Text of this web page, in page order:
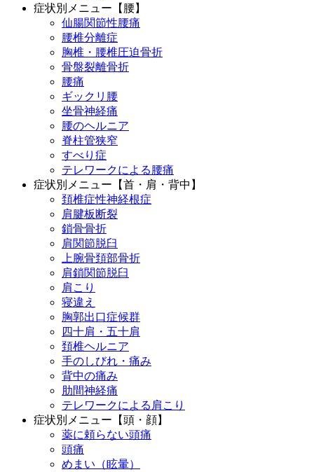
症状別メニュー【腰】
仙腸関節性腰痛
腰椎分離症
胸椎・腰椎圧迫骨折
骨盤裂離骨折
腰痛
ギックリ腰
坐骨神経痛
腰のヘルニア
脊柱管狭窄
すべり症
テレワークによる腰痛
症状別メニュー【首・肩・背中】
頚椎症性神経根症
肩腱板断裂
鎖骨骨折
肩関節脱臼
上腕骨頚部骨折
肩鎖関節脱臼
肩こり
寝違え
胸郭出口症候群
四十肩・五十肩
頚椎ヘルニア
手のしびれ・痛み
背中の痛み
肋間神経痛
テレワークによる肩こり
症状別メニュー【頭・顔】
薬に頼らない頭痛
頭痛
めまい（眩暈）